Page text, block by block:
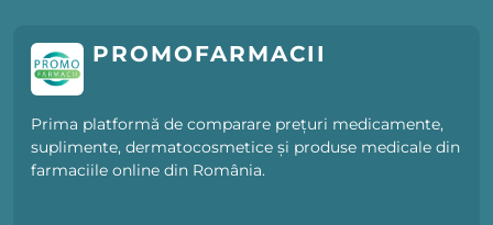
PROMOFARMACII
Prima platformă de comparare prețuri medicamente,
suplimente, dermatocosmetice și produse medicale din
farmaciile online din România.